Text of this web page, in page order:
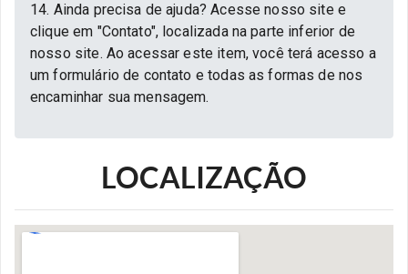
14. Ainda precisa de ajuda? Acesse nosso site e
clique em "Contato", localizada na parte inferior de
nosso site. Ao acessar este item, você terá acesso a
um formulário de contato e todas as formas de nos
encaminhar sua mensagem.
LOCALIZAÇÃO